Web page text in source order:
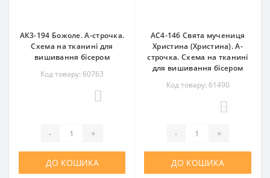
АК3-194 Божоле. А-строчка.
Схема на тканині для
вишивання бісером
Код товару: 60763
- +
ДО КОШИКА
АС4-146 Свята мучениця
Христина (Христина). А-
строчка. Схема на тканині
для вишивання бісером
Код товару: 61490
- +
ДО КОШИКА